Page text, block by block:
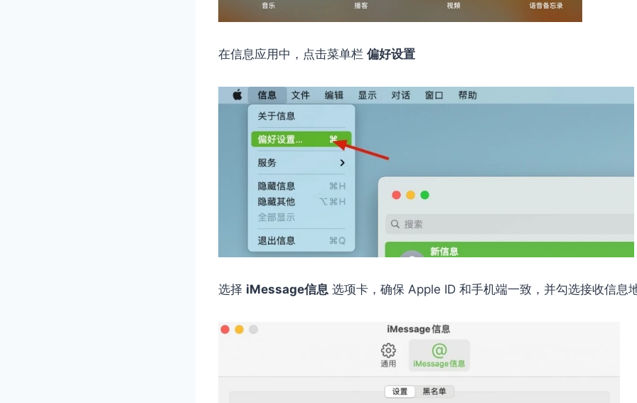
在信息应用中，点击菜单栏 偏好设置
选择 iMessage信息 选项卡，确保 Apple ID 和手机端一致，并勾选接收信息